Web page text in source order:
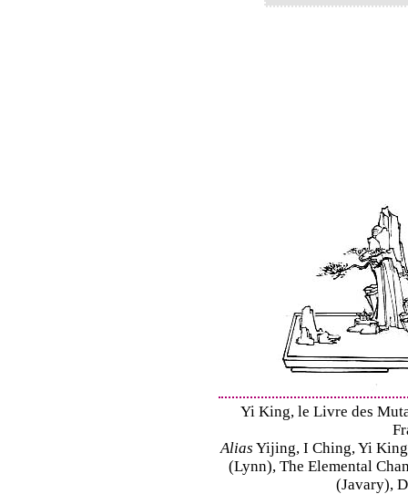
Yi King, le Livre des
Alias Yijing, I Ching, Yi
(Lynn), The Elemental
(Javary),